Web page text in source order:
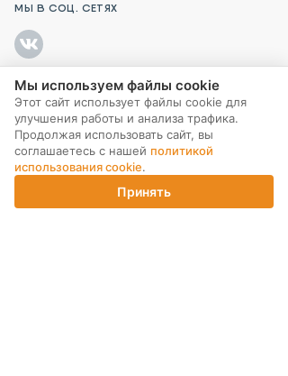
Корзина
ИНТЕРНЕТ-МАГАЗИН
МЫ В СОЦ. СЕТЯХ
ПОДПИСКА НА РАССЫЛКУ
Мы используем файлы cookie
Этот сайт использует файлы cookie для
улучшения работы и анализа трафика.
Продолжая использовать сайт, вы
соглашаетесь с нашей политикой
использования cookie.
Принять